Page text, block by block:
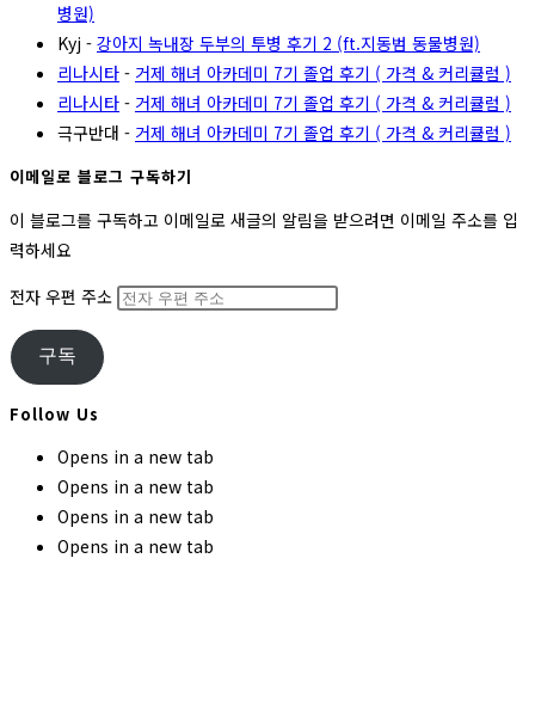
병원)
Kyj - 강아지 녹내장 두부의 투병 후기 2 (ft.지동범 동물병원)
리나시타 - 거제 해녀 아카데미 7기 졸업 후기 ( 가격 & 커리큘럼 )
리나시타 - 거제 해녀 아카데미 7기 졸업 후기 ( 가격 & 커리큘럼 )
극구반대 - 거제 해녀 아카데미 7기 졸업 후기 ( 가격 & 커리큘럼 )
이메일로 블로그 구독하기
이 블로그를 구독하고 이메일로 새글의 알림을 받으려면 이메일 주소를 입
력하세요
전자 우편 주소
구독
Follow Us
Opens in a new tab
Opens in a new tab
Opens in a new tab
Opens in a new tab